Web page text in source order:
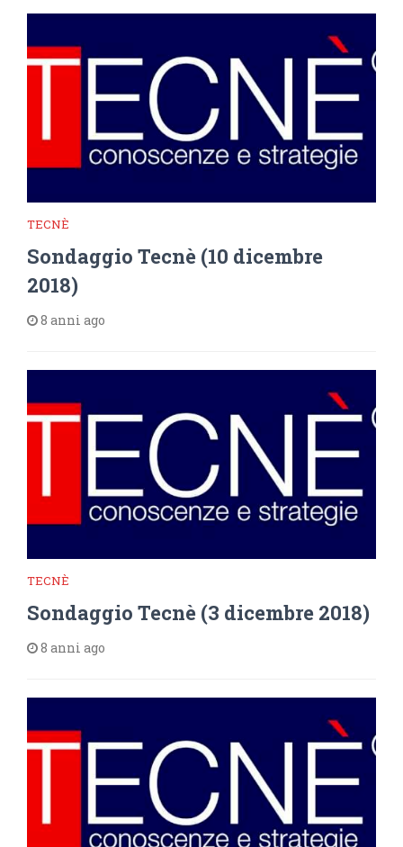
TECNÈ
Sondaggio Tecnè (10 dicembre
2018)
8 anni ago
TECNÈ
Sondaggio Tecnè (3 dicembre 2018)
8 anni ago